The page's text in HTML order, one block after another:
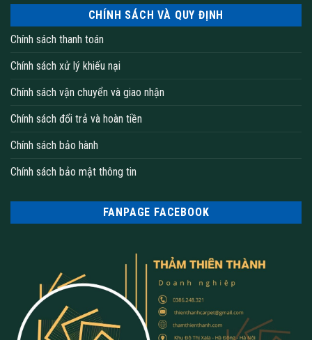
CHÍNH SÁCH VÀ QUY ĐỊNH
Chính sách thanh toán
Chính sách xử lý khiếu nại
Chính sách vận chuyển và giao nhận
Chính sách đổi trả và hoàn tiền
Chính sách bảo hành
Chính sách bảo mật thông tin
FANPAGE FACEBOOK